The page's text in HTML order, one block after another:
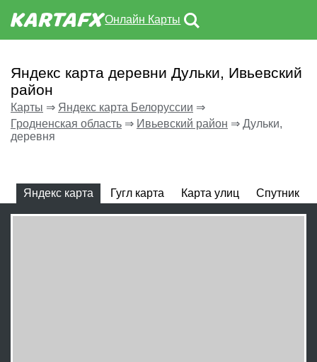
Онлайн Карты
Яндекс карта деревни Дульки, Ивьевский
район
Карты ⇒ Яндекс карта Белоруссии ⇒
Гродненская область ⇒ Ивьевский район ⇒ Дульки,
деревня
Яндекс карта Гугл карта Карта улиц Спутник